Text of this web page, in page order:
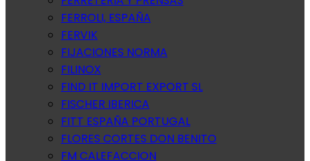
FERROLI, ESPAÑA
FERVIK
FIJACIONES NORMA
FILINOX
FIND IT IMPORT EXPORT SL
FISCHER IBERICA
FITT ESPAÑA PORTUGAL
FLORES CORTES DON BENITO
FM CALEFACCION